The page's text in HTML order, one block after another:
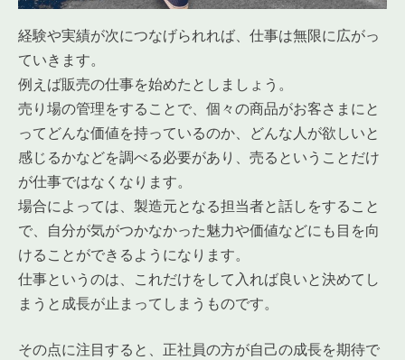
経験や実績が次につなげられれば、仕事は無限に広がっ
ていきます。
例えば販売の仕事を始めたとしましょう。
売り場の管理をすることで、個々の商品がお客さまにと
ってどんな価値を持っているのか、どんな人が欲しいと
感じるかなどを調べる必要があり、売るということだけ
が仕事ではなくなります。
場合によっては、製造元となる担当者と話しをすること
で、自分が気がつかなかった魅力や価値などにも目を向
けることができるようになります。
仕事というのは、これだけをして入れば良いと決めてし
まうと成長が止まってしまうものです。
その点に注目すると、正社員の方が自己の成長を期待で